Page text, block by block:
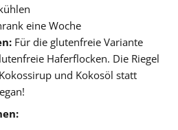
eine Woche
Für die glutenfreie Variante
Haferflocken. Die Riegel
und Kokosöl statt